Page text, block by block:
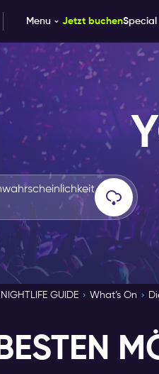
Menu Jetzt buchenSpecial
GUIDE What’s On